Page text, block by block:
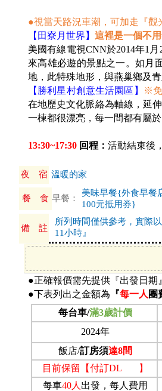
●視當天路況車潮，可加走『
【 田寮月世界】 這裡是一個不
美國有線電視CNN於2014年1
來高雄必遊的景點之一。如月
地，此特殊地形，與燕巢鄉及
【勝利星村創意生活園區】
※
在地歷史文化脈絡為軸線，延
一棟都很漂亮，每一間都有屬
13:30~17:30 回程： 活動結束後
夜 宿 溫暖的家
餐 食 早餐：
美味早餐{外食早餐
100元抵用券}
備 註
所列時間僅供參考，實際
11小時』
●正確報價需先提供『出發日
●下表列出之金額為 『每一人 團
每台車/滿3歲計價
2024年
飯店/訂房須達8間
目前保留【付訂DL 】
每車40人 出發， 每人費用